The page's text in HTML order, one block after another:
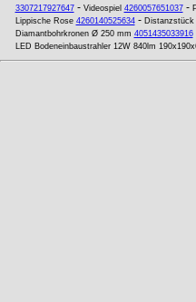
3307217927647- Videospiel 4260057651037-
Lippische Rose 4260140525634- Distanzstück
Diamantbohrkronen Ø 250 mm 4051435033916
LED Bodeneinbaustrahler 12W 840lm